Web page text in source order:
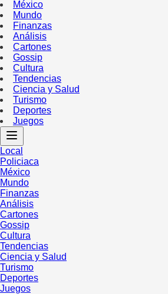
México
Mundo
Finanzas
Análisis
Cartones
Gossip
Cultura
Tendencias
Ciencia y Salud
Turismo
Deportes
Juegos
Local
Policiaca
México
Mundo
Finanzas
Análisis
Cartones
Gossip
Cultura
Tendencias
Ciencia y Salud
Turismo
Deportes
Juegos